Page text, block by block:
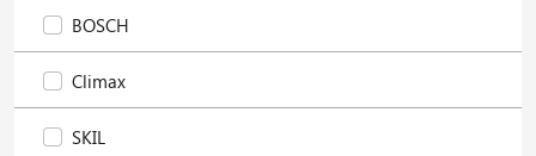
BOSCH
Climax
SKIL